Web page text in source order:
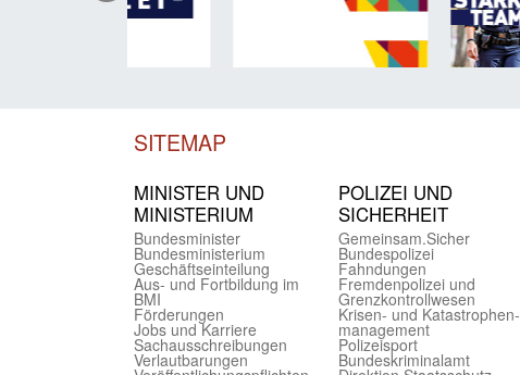
SITEMAP
MINISTER UND
MINIST­ERIUM
Bundes­minister
Bundes­ministerium
Geschäfts­einteilung
Aus- und Fortbildung im
BMI
Förderungen
Jobs und Karriere
Sachaus­schreibungen
Verlautbarungen
POLIZEI UND
SICHER­HEIT
Gemein­sam.Sicher
Bundes­polizei
Fahndungen
Fremdenpolizei und
Grenzkontrollwesen
Krisen- und Katastrophen­
management
Polizeisport
Bundes­kriminal­amt